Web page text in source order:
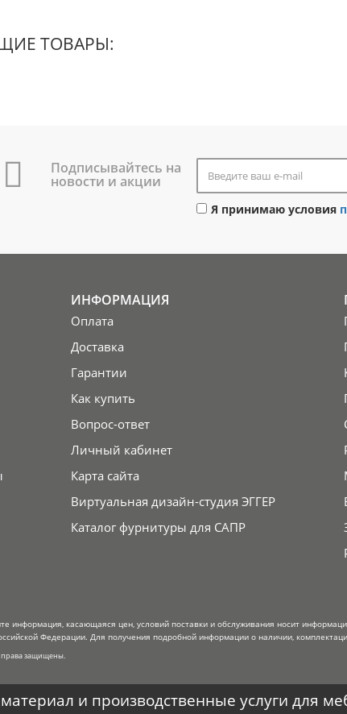
ТОВАРЫ:
Подписывайтесь на
новости и акции
Я принимаю условия
ИНФОРМАЦИЯ
Оплата
Доставка
Гарантии
Как купить
Вопрос-ответ
Личный кабинет
Карта сайта
Виртуальная дизайн-студия ЭГГЕР
Каталог фурнитуры для САПР
информация, касающаяся цен, условий поставки и обслуживания носит
Федерации. Для получения подробной информации о наличии,
права защищены.
и производственные услуги для